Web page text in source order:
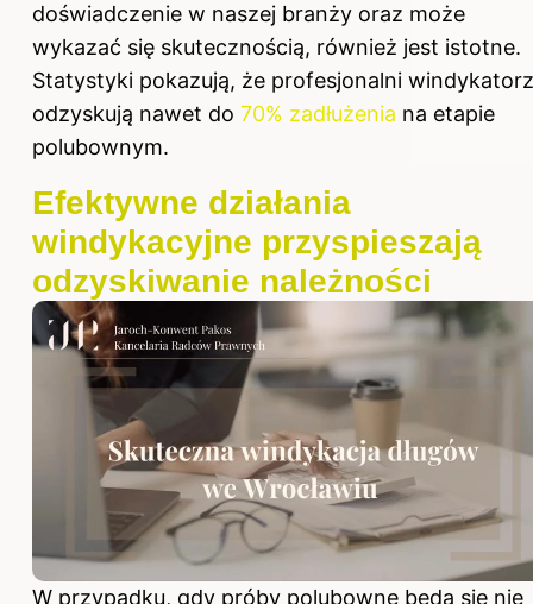
doświadczenie w naszej branży oraz może
wykazać się skutecznością, również jest istotne.
Statystyki pokazują, że profesjonalni
odzyskują nawet do 70% zadłużenia na etapie
polubownym.
Efektywne działania
windykacyjne przyspieszają
odzyskiwanie należności
W przypadku, gdy próby polubowne będą się nie